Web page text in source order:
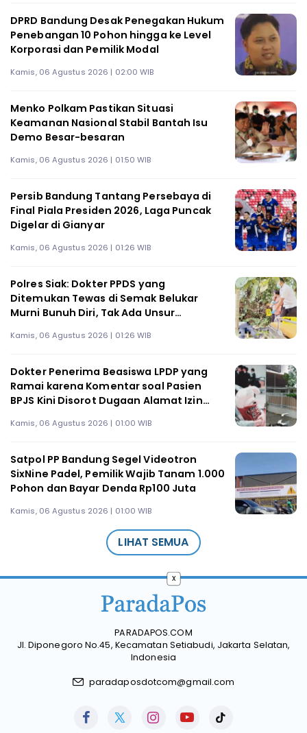
DPRD Bandung Desak Penegakan Hukum
Penebangan 10 Pohon hingga ke Level
Korporasi dan Pemilik Modal
Kamis, 06 Agustus 2026 | 02:00 WIB
Menko Polkam Pastikan Situasi
Keamanan Nasional Stabil Bantah Isu
Demo Besar-besaran
Kamis, 06 Agustus 2026 | 01:50 WIB
Persib Bandung Tantang Persebaya di
Final Piala Presiden 2026, Laga Puncak
Digelar di Gianyar
Kamis, 06 Agustus 2026 | 01:26 WIB
Polres Siak: Dokter PPDS yang
Ditemukan Tewas di Semak Belukar
Murni Bunuh Diri, Tak Ada Unsur
Kamis, 06 Agustus 2026 | 01:26 WIB
Dokter Penerima Beasiswa LPDP yang
Ramai karena Komentar soal Pasien
BPJS Kini Disorot Dugaan Alamat Izin
Kamis, 06 Agustus 2026 | 01:00 WIB
Satpol PP Bandung Segel Videotron
SixNine Padel, Pemilik Wajib Tanam 1.000
Pohon dan Bayar Denda Rp100 Juta
Kamis, 06 Agustus 2026 | 01:00 WIB
LIHAT SEMUA
PARADAPOS.COM
Jl. Diponegoro No.45, Kecamatan Setiabudi, Jakarta Selatan,
Indonesia
paradaposdotcom@gmail.com
x